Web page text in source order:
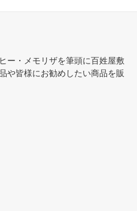
ー・メモリザを筆頭に百姓屋敷
や皆様にお勧めしたい商品を販